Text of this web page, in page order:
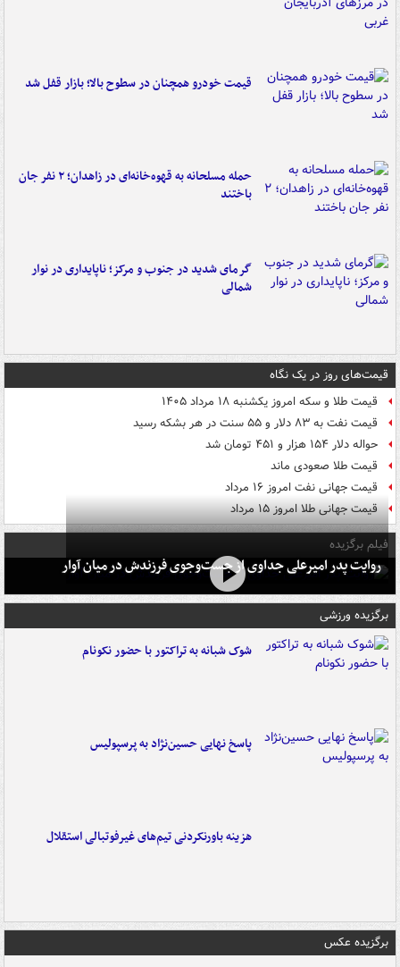
قیمت خودرو همچنان در سطوح بالا؛ بازار قفل شد
حمله مسلحانه به قهوه‌خانه‌ای در زاهدان؛ ۲ نفر جان
باختند
گرمای شدید در جنوب و مرکز؛ ناپایداری در نوار
شمالی
قیمت‌های روز در یک نگاه
قیمت طلا و سکه امروز یکشنبه ۱۸ مرداد ۱۴۰۵
قیمت نفت به ۸۳ دلار و ۵۵ سنت در هر بشکه رسید
حواله دلار ۱۵۴ هزار و ۴۵۱ تومان شد
قیمت طلا صعودی ماند
قیمت جهانی نفت امروز ۱۶ مرداد
قیمت جهانی طلا امروز ۱۵ مرداد
فیلم برگزیده
روایت پدر امیرعلی جداوی از جست‌وجوی فرزندش در میان آوار
برگزیده ورزشی
شوک شبانه به تراکتور با حضور نکونام
پاسخ نهایی حسین‌نژاد به پرسپولیس
هزینه باورنکردنی تیم‌های غیرفوتبالی استقلال
برگزیده عکس